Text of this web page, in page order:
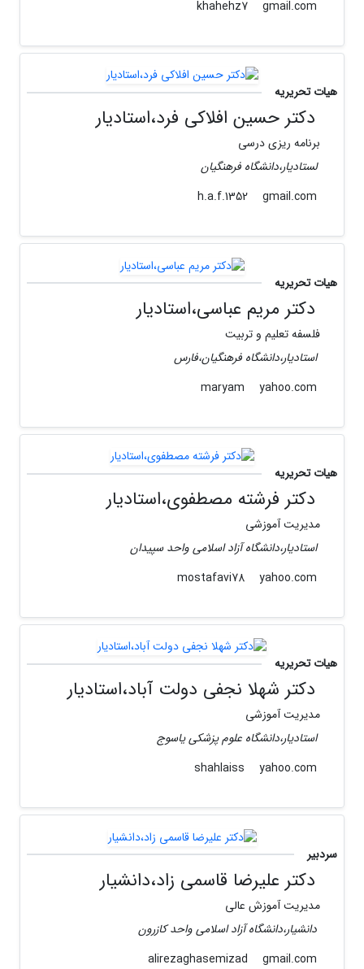
gmail.com
هیات تحریریه
دکتر حسین افلاکی فرد،استادیار
برنامه ریزی درسی
لستادیار،دانشگاه فرهنگیان
gmail.com
هیات تحریریه
دکتر مریم عباسی،استادیار
فلسفه تعلیم و تربیت
استادیار،دانشگاه فرهنگیان،فارس
yahoo.com
هیات تحریریه
دکتر فرشته مصطفوی،استادیار
مدیریت آموزشی
استادیار،دانشگاه آزاد اسلامی واحد سپیدان
yahoo.com
هیات تحریریه
دکتر شهلا نجفی دولت آباد،استادیار
مدیریت آموزشی
استادیار،دانشگاه علوم پزشکی یاسوج
yahoo.com
سردبیر
دکتر علیرضا قاسمی زاد،دانشیار
مدیریت آموزش عالی
دانشیار،دانشگاه آزاد اسلامی واحد کازرون
gmail.com